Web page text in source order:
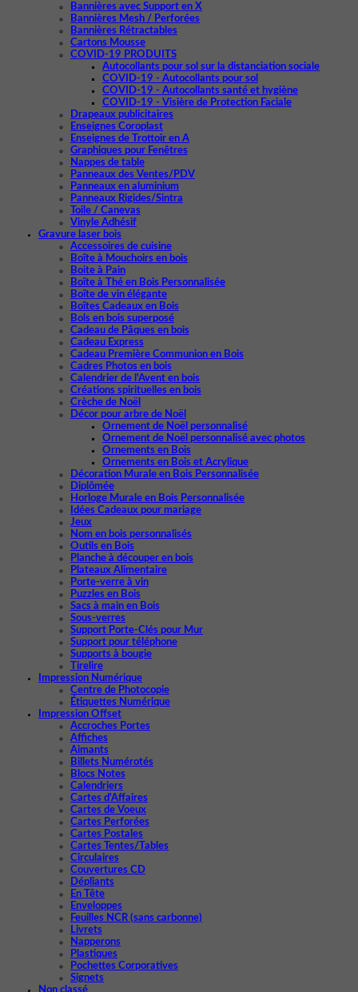
Bannières avec Support en X
Bannières Mesh / Perforées
Bannières Rétractables
Cartons Mousse
COVID-19 PRODUITS
Autocollants pour sol sur la distanciation sociale
COVID-19 - Autocollants pour sol
COVID-19 - Autocollants santé et hygiène
COVID-19 - Visière de Protection Faciale
Drapeaux publicitaires
Enseignes Coroplast
Enseignes de Trottoir en A
Graphiques pour Fenêtres
Nappes de table
Panneaux des Ventes/PDV
Panneaux en aluminium
Panneaux Rigides/Sintra
Toile / Canevas
Vinyle Adhésif
Gravure laser bois
Accessoires de cuisine
Boîte à Mouchoirs en bois
Boite à Pain
Boîte à Thé en Bois Personnalisée
Boîte de vin élégante
Boîtes Cadeaux en Bois
Bols en bois superposé
Cadeau de Pâques en bois
Cadeau Express
Cadeau Première Communion en Bois
Cadres Photos en bois
Calendrier de l'Avent en bois
Créations spirituelles en bois
Crèche de Noël
Décor pour arbre de Noël
Ornement de Noël personnalisé
Ornement de Noël personnalisé avec photos
Ornements en Bois
Ornements en Bois et Acrylique
Décoration Murale en Bois Personnalisée
Diplômée
Horloge Murale en Bois Personnalisée
Idées Cadeaux pour mariage
Jeux
Nom en bois personnalisés
Outils en Bois
Planche à découper en bois
Plateaux Alimentaire
Porte-verre à vin
Puzzles en Bois
Sacs à main en Bois
Sous-verres
Support Porte-Clés pour Mur
Support pour téléphone
Supports à bougie
Tirelire
Impression Numérique
Centre de Photocopie
Étiquettes Numérique
Impression Offset
Accroches Portes
Affiches
Aimants
Billets Numérotés
Blocs Notes
Calendriers
Cartes d'Affaires
Cartes de Voeux
Cartes Perforées
Cartes Postales
Cartes Tentes/Tables
Circulaires
Couvertures CD
Dépliants
En Tête
Enveloppes
Feuilles NCR (sans carbonne)
Livrets
Napperons
Plastiques
Pochettes Corporatives
Signets
Non classé